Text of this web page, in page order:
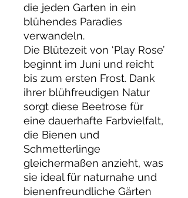
die jeden Garten in ein
blühendes Paradies
verwandeln.
Die Blütezeit von ‘Play Rose’
beginnt im Juni und reicht
bis zum ersten Frost. Dank
ihrer blühfreudigen Natur
sorgt diese Beetrose für
eine dauerhafte Farbvielfalt,
die Bienen und
Schmetterlinge
gleichermaßen anzieht, was
sie ideal für naturnahe und
bienenfreundliche Gärten